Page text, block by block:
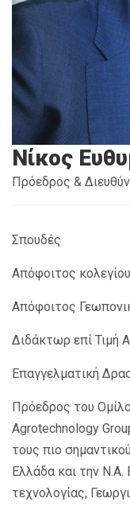
Νίκος
Πρόεδρος &
Σπουδές
Απόφοιτος
Απόφοιτος
Διδάκτωρ επί Τιμή
Επαγγελματική
Πρόεδρος του
Agrotechnology
τους πιο
Ελλάδα και την Ν.Α.
τεχνολογίας,